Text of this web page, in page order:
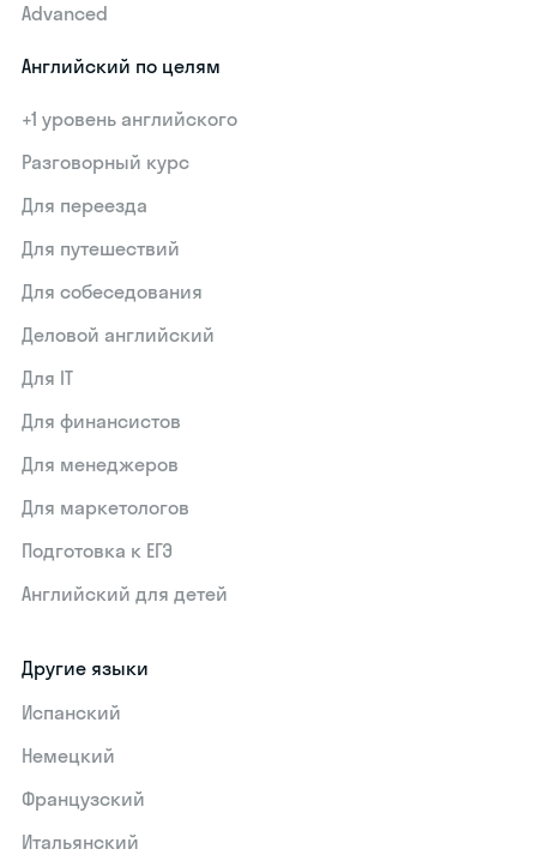
Advanced
Английский по целям
+1 уровень английского
Разговорный курс
Для переезда
Для путешествий
Для собеседования
Деловой английский
Для IT
Для финансистов
Для менеджеров
Для маркетологов
Подготовка к ЕГЭ
Английский для детей
Другие языки
Испанский
Немецкий
Французский
Итальянский